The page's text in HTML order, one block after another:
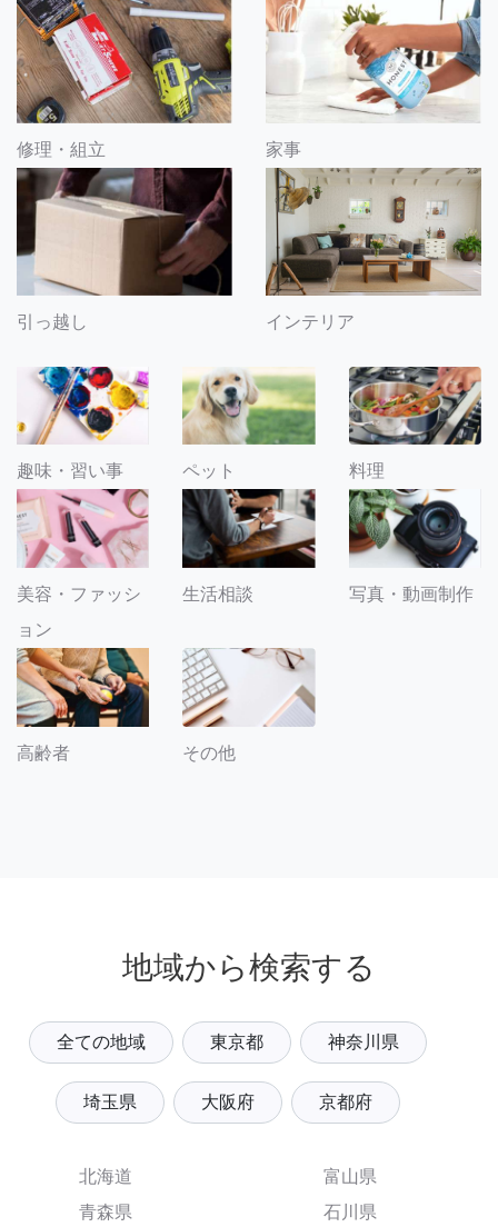
修理・組立 家事
引っ越し インテリア
趣味・習い事 ペット 料理
美容・ファッシ
ョン
生活相談 写真・動画制作
高齢者 その他
地域から検索する
全ての地域 東京都 神奈川県
埼玉県 大阪府 京都府
北海道
青森県
富山県
石川県